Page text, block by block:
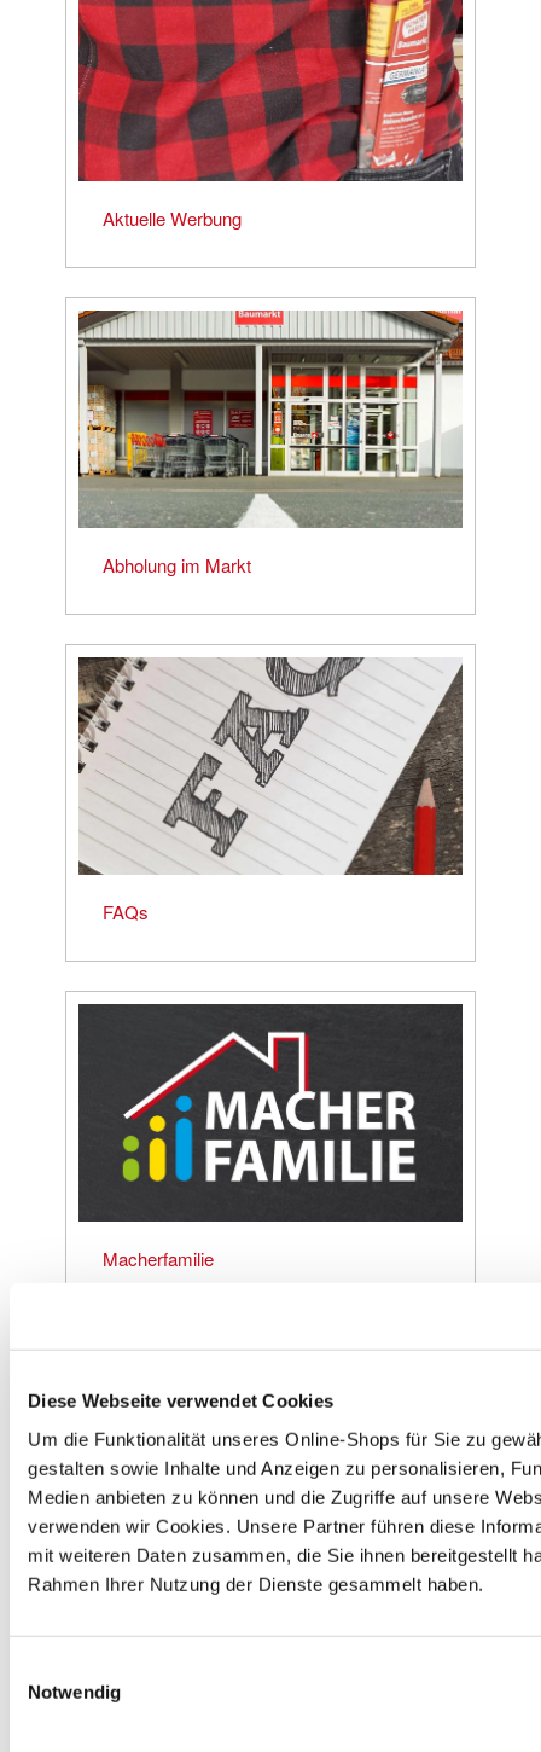
Diese Webseite verwendet Cookies
Um die Funktionalität unseres Online-Shops für Sie zu
gestalten sowie Inhalte und Anzeigen zu personalisieren,
Medien anbieten zu können und die Zugriffe auf unsere
verwenden wir Cookies. Unsere Partner führen diese
mit weiteren Daten zusammen, die Sie ihnen bereitgestellt
Rahmen Ihrer Nutzung der Dienste gesammelt haben.
Notwendig
Aktuelle Werbung
Abholung im Markt
FAQs
Macherfamilie
HINWEISE ZU
PFANDRÜCKNAHME
UND ALTBATTERIEN
Entsorgungsstation
grünen Box kannst du Haushaltsbatterien, Leuchtmittel
und PU-Schaumdosen kostenlos zurückgeben. Wir